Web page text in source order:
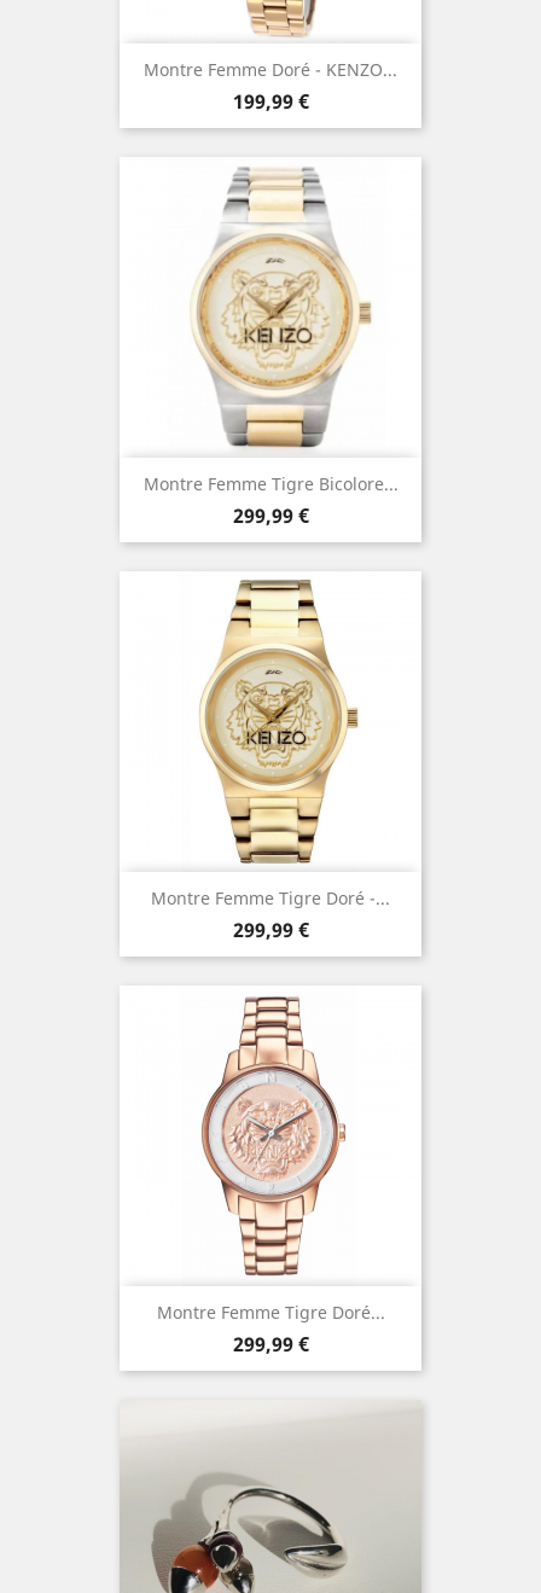
Montre Femme Doré - KENZO...
Prix
199,99 €
Montre Femme Tigre Bicolore...
Prix
299,99 €
Montre Femme Tigre Doré -...
Prix
299,99 €
Montre Femme Tigre Doré...
Prix
299,99 €